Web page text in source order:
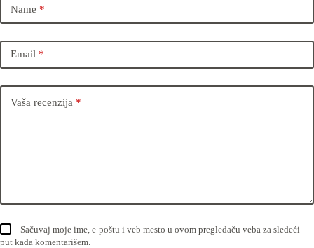
Name *
Email *
Vaša recenzija *
Sačuvaj moje ime, e-poštu i veb mesto u ovom pregledaču veba za sledeći
put kada komentarišem.